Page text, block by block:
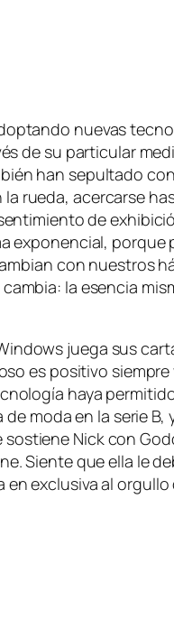
nue­vas
de su par­ti­cu­lar
han se­pul­ta­do
rue­da, acer­car­se
de
por­que
con nues­tros
la esen­cia
jue­ga sus
es po­si­ti­vo
ha­ya
de mo­da en la se­rie B,
Nick con
Siente que ella le
ex­clu­si­va al